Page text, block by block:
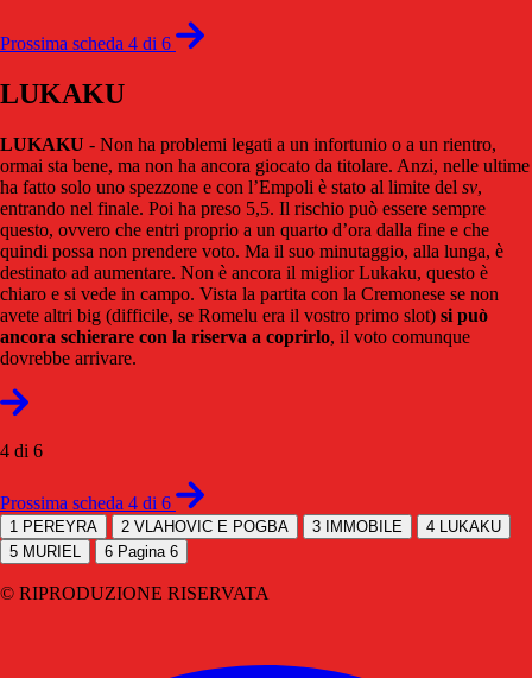
Prossima scheda 4 di 6
LUKAKU
LUKAKU - Non ha problemi legati a un infortunio o a un rientro,
ormai sta bene, ma non ha ancora giocato da titolare. Anzi, nelle ultime
ha fatto solo uno spezzone e con l’Empoli è stato al limite del sv,
entrando nel finale. Poi ha preso 5,5. Il rischio può essere sempre
questo, ovvero che entri proprio a un quarto d’ora dalla fine e che
quindi possa non prendere voto. Ma il suo minutaggio, alla lunga, è
destinato ad aumentare. Non è ancora il miglior Lukaku, questo è
chiaro e si vede in campo. Vista la partita con la Cremonese se non
avete altri big (difficile, se Romelu era il vostro primo slot) si può
ancora schierare con la riserva a coprirlo, il voto comunque
dovrebbe arrivare.
4 di 6
Prossima scheda 4 di 6
1 PEREYRA 2 VLAHOVIC E POGBA 3 IMMOBILE 4
LUKAKU
5 MURIEL 6 Pagina 6
© RIPRODUZIONE RISERVATA